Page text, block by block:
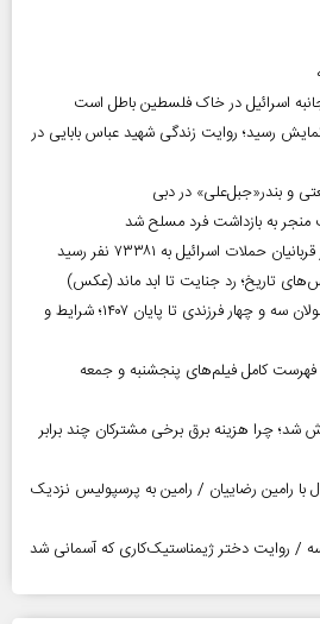
اسرائیل در خاک فلسطین باطل است
رسید؛ روایت زندگی شهید عباس بابایی در
و بندر«جبل‌علی» در دبی
منجر به بازداشت فرد مسلح شد
حملات اسرائیل به ۷۳۳۸۱ نفر رسید
تاریخ؛ رد جنایت تا ابد ماند (عکس)
تمدید معافیت سربازی مشمولان سه و چهار فرزندی تا پایان ۱۴۰۷؛ شرایط و
فهرست کامل فیلم‌های پنجشنبه و جمعه
چرا هزینه برق برخی مشترکان چند برابر
با رامین رضاییان / رامین به پرسپولیس نزدیک
/ روایت دختر ژیمناستیک‌کاری که آسمانی شد